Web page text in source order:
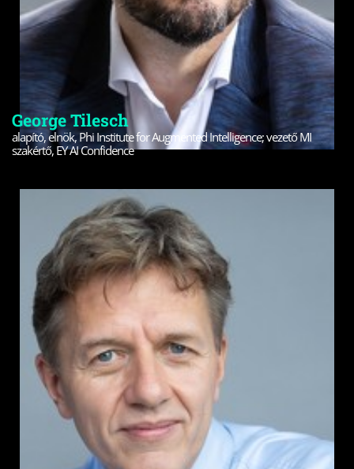
George Tilesch
alapító, elnök, Phi Institute for Augmented Intelligence; vezető MI
szakértő, EY AI Confidence